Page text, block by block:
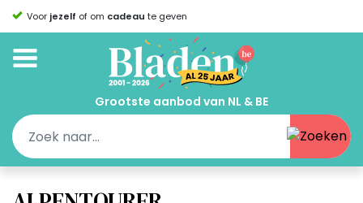
Voor jezelf of om cadeau te geven
Grootste aanbod van NL & BE